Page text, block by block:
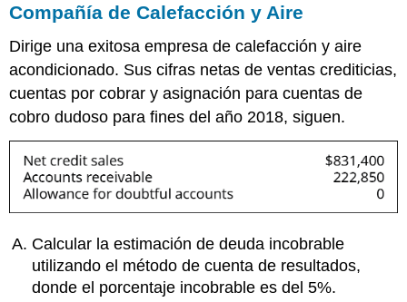
Compañía de Calefacción y Aire
Dirige una exitosa empresa de calefacción y aire
acondicionado. Sus cifras netas de ventas crediticias,
cuentas por cobrar y asignación para cuentas de
cobro dudoso para fines del año 2018, siguen.
Calcular la estimación de deuda incobrable
utilizando el método de cuenta de resultados,
donde el porcentaje incobrable es del 5%.